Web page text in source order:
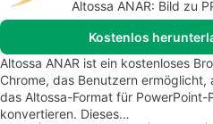
Altossa ANAR: Bild zu
Kostenlos
Altossa ANAR ist ein kostenloses
Chrome, das Benutzern
das Altossa-Format für PowerPoint-
konvertieren. Dieses…